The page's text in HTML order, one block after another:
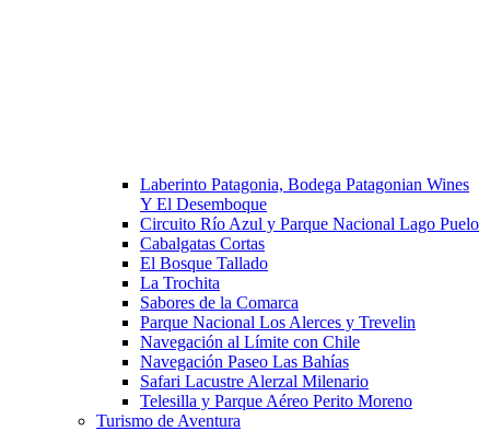
Laberinto Patagonia, Bodega Patagonian Wines
Y El Desemboque
Circuito Río Azul y Parque Nacional Lago Puelo
Cabalgatas Cortas
El Bosque Tallado
La Trochita
Sabores de la Comarca
Parque Nacional Los Alerces y Trevelin
Navegación al Límite con Chile
Navegación Paseo Las Bahías
Safari Lacustre Alerzal Milenario
Telesilla y Parque Aéreo Perito Moreno
Turismo de Aventura